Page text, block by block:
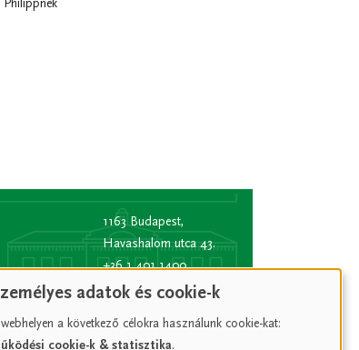
1163 Budapest,
Havashalom utca 43.
+36 1 401 1400
info[kukac]bp16.hu
Hivatali kapu rövid
adatok és cookie-k
a következő célokra használunk cookie-kat:
cookie-k & statisztika.